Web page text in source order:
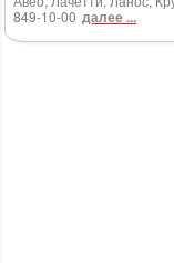
849-10-00 далее ...